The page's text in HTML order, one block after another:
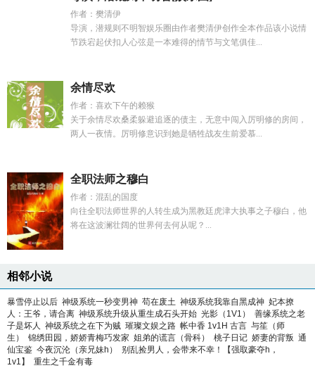
作者：樊清伊
导演，潜规则不明智娱乐圈由作者樊清伊创作全本作品该小说情
节跌宕起伏扣人心弦是一本难得的情节与文笔俱佳...
余情尽欢
作者：喜欢下午的赖猴
关于余情尽欢桑柔躲避追逐的债主，无意中闯入厉明修的房间，
两人一夜情。厉明修意识到她是牺牲战友生前爱慕...
全职法师之穆白
作者：混乱的国度
向往全职法师世界的人转生成为黑教廷虎津大执事之子穆白，他
将在这波澜壮阔的世界何去何从呢？...
相邻小说
暴雪停止以后 神级系统一秒变男神 苟在废土 神级系统我靠自黑成神 妃本撩
人：王爷，请合离 神级系统升级从重生成石头开始 光影（1V1）
善缘系统之老
子是坏人 神级系统之在下为贼 璀璨文娱之路 帐中香 1v1H 古言 与笙（师
生）
锦绣田园，娇娇青梅巧发家 姐弟的谎言（骨科） 桃子日记 娇妻的背叛 通
仙宝鉴 今夜沉沦（亲兄妹h）
别乱捡男人，会带来不幸！【强取豪夺h，
1v1】
重生之千金有毒